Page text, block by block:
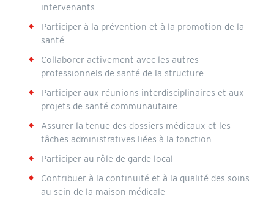
intervenants
Participer à la prévention et à la promotion de la
santé
Collaborer activement avec les autres
professionnels de santé de la structure
Participer aux réunions interdisciplinaires et aux
projets de santé communautaire
Assurer la tenue des dossiers médicaux et les
tâches administratives liées à la fonction
Participer au rôle de garde local
Contribuer à la continuité et à la qualité des soins
au sein de la maison médicale